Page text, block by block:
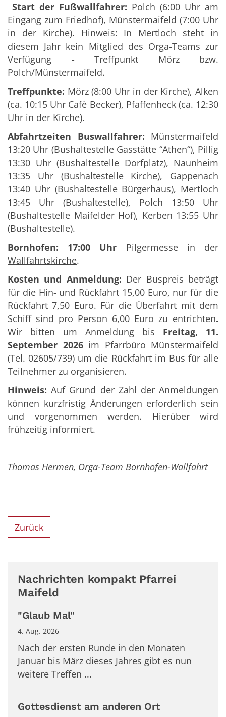
Start der Fußwallfahrer: Polch (6:00 Uhr am
Eingang zum Friedhof), Münstermaifeld (7:00 Uhr
in der Kirche). Hinweis: In Mertloch steht in
diesem Jahr kein Mitglied des Orga-Teams zur
Verfügung - Treffpunkt Mörz bzw.
Polch/Münstermaifeld.
Treffpunkte: Mörz (8:00 Uhr in der Kirche), Alken
(ca. 10:15 Uhr Cafè Becker), Pfaffenheck (ca. 12:30
Uhr in der Kirche).
Abfahrtzeiten Buswallfahrer: Münstermaifeld
13:20 Uhr (Bushaltestelle Gasstätte “Athen“), Pillig
13:30 Uhr (Bushaltestelle Dorfplatz), Naunheim
13:35 Uhr (Bushaltestelle Kirche), Gappenach
13:40 Uhr (Bushaltestelle Bürgerhaus), Mertloch
13:45 Uhr (Bushaltestelle), Polch 13:50 Uhr
(Bushaltestelle Maifelder Hof), Kerben 13:55 Uhr
(Bushaltestelle).
Bornhofen:
17:00 Uhr Pilgermesse in der
Wallfahrtskirche.
Kosten und Anmeldung: Der Buspreis beträgt
für die Hin- und Rückfahrt 15,00 Euro, nur für die
Rückfahrt 7,50 Euro. Für die Überfahrt mit dem
Schiff sind pro Person 6,00 Euro zu entrichten.
Wir bitten um Anmeldung bis Freitag, 11.
September 2026im Pfarrbüro Münstermaifeld
(Tel. 02605/739) um die Rückfahrt im Bus für alle
Teilnehmer zu organisieren.
Hinweis:Auf Grund der Zahl der Anmeldungen
können kurzfristig Änderungen erforderlich sein
und vorgenommen werden. Hierüber wird
frühzeitig informiert.
Thomas Hermen, Orga-Team Bornhofen-Wallfahrt
Zurück
Nachrichten kompakt Pfarrei
Maifeld
"Glaub Mal"
4. Aug. 2026
Nach der ersten Runde in den Monaten
Januar bis März dieses Jahres gibt es nun
weitere Treffen ...
Gottesdienst am anderen Ort